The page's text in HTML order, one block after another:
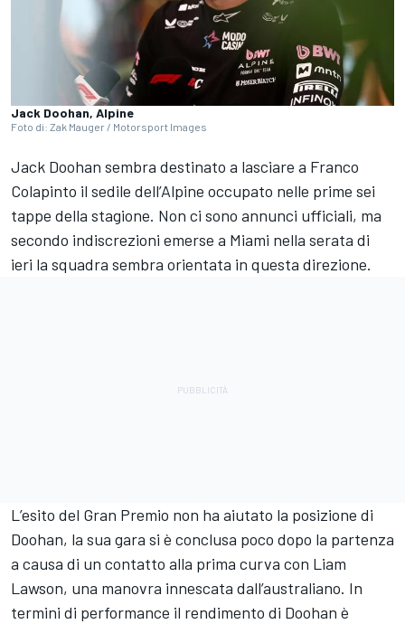
Jack Doohan, Alpine
Foto di: Zak Mauger / Motorsport Images
Jack Doohan sembra destinato a lasciare a Franco
Colapinto il sedile dell’Alpine occupato nelle prime sei
tappe della stagione. Non ci sono annunci ufficiali, ma
secondo indiscrezioni emerse a Miami nella serata di
ieri la squadra sembra orientata in questa direzione.
L’esito del Gran Premio non ha aiutato la posizione di
Doohan, la sua gara si è conclusa poco dopo la partenza
a causa di un contatto alla prima curva con Liam
Lawson, una manovra innescata dall’australiano. In
termini di performance il rendimento di Doohan è